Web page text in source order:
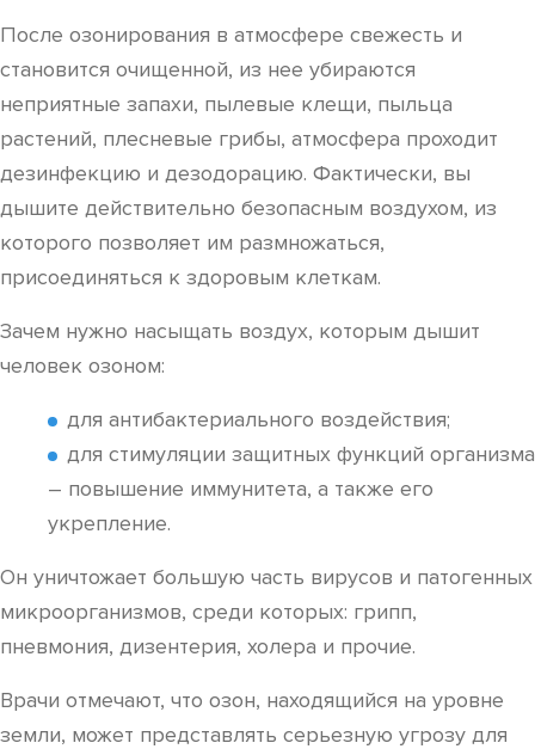
После озонирования в атмосфере свежесть и
становится очищенной, из нее убираются
неприятные запахи, пылевые клещи, пыльца
растений, плесневые грибы, атмосфера проходит
дезинфекцию и дезодорацию. Фактически, вы
дышите действительно безопасным воздухом, из
которого позволяет им размножаться,
присоединяться к здоровым клеткам.
Зачем нужно насыщать воздух, которым дышит
человек озоном:
для антибактериального воздействия;
для стимуляции защитных функций организма
– повышение иммунитета, а также его
укрепление.
Он уничтожает большую часть вирусов и патогенных
микроорганизмов, среди которых: грипп,
пневмония, дизентерия, холера и прочие.
Врачи отмечают, что озон, находящийся на уровне
земли, может представлять серьезную угрозу для